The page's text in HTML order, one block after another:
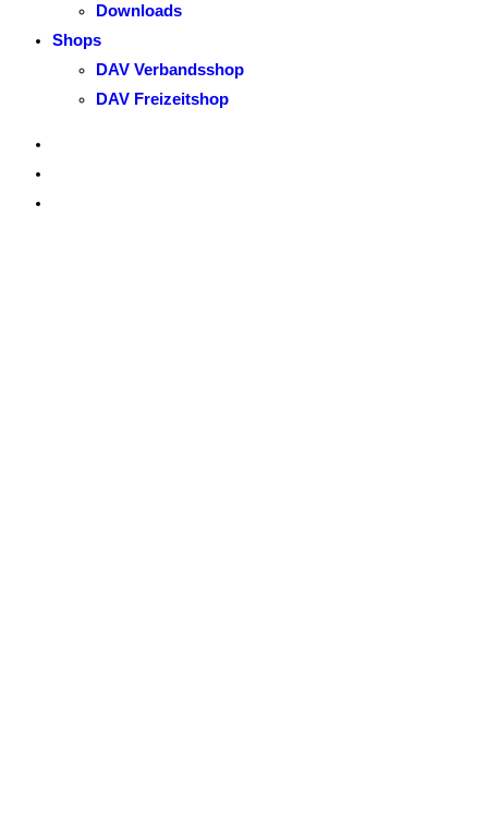
Downloads
Shops
DAV Verbandsshop
DAV Freizeitshop